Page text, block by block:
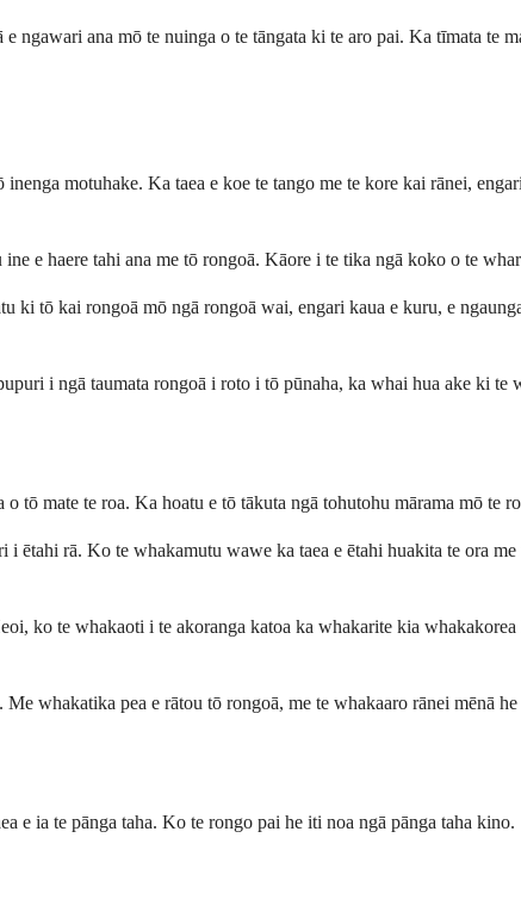
ana mō te nuinga o te tāngata ki te aro pai. Ka tīmata te
motuhake. Ka taea e koe te tango me te kore kai rānei,
e haere tahi ana me tō rongoā. Kāore i te tika ngā koko o te
ki tō kai rongoā mō ngā rongoā wai, engari kaua e kuru, e
i ngā taumata rongoā i roto i tō pūnaha, ka whai hua ake ki te
mate te roa. Ka hoatu e tō tākuta ngā tohutohu mārama mō te
rā. Ko te whakamutu wawe ka taea e ētahi huakita te ora
ko te whakaoti i te akoranga katoa ka whakarite kia
whakatika pea e rātou tō rongoā, me te whakaaro rānei mēnā
e ia te pānga taha. Ko te rongo pai he iti noa ngā pānga taha kino.